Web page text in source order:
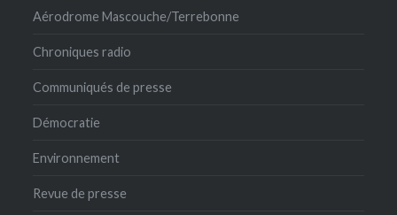
Aérodrome Mascouche/Terrebonne
Chroniques radio
Communiqués de presse
Démocratie
Environnement
Revue de presse